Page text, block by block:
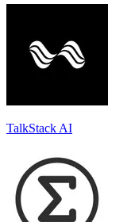
TalkStack AI